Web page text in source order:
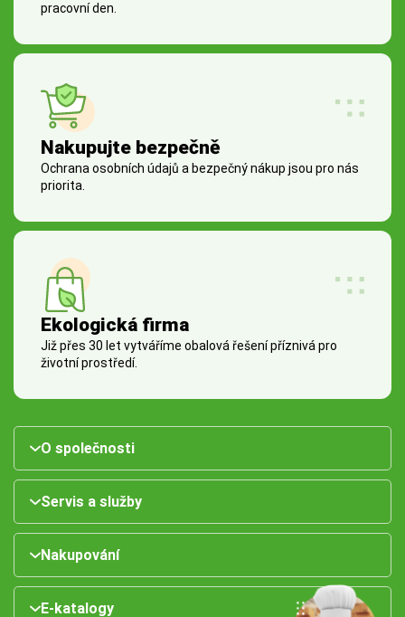
pracovní den.
Nakupujte bezpečně
Ochrana osobních údajů a bezpečný nákup jsou pro nás
priorita.
Ekologická firma
Již přes 30 let vytváříme obalová řešení příznivá pro
životní prostředí.
O společnosti
Servis a služby
Nakupování
E-katalogy